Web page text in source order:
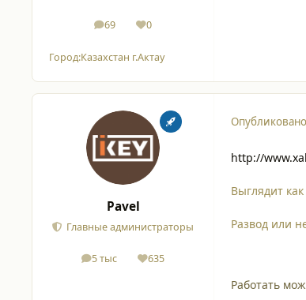
69
сообщения
0
Репутация
Город:Казаxстан г.Актау
Pavel
Главные администраторы
5 тыс
сообщения635
Репутация
Опубликовано
http://
Выглядит
Развод или
Работать